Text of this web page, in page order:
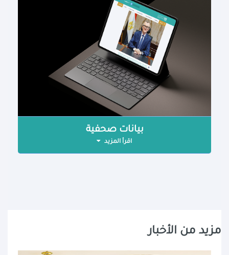
بيانات صحفية
اقرأ المزيد
مزيد من الأخبار